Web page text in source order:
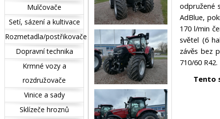
odpružené
AdBlue,
170 l/min
světel (6
závěs bez
710/60
Tento
Mulčovače
Setí, sázení a kultivace
Rozmetadla/postřikovače
Dopravní technika
Krmné vozy a
rozdružovače
Vinice a sady
Sklízeče hroznů